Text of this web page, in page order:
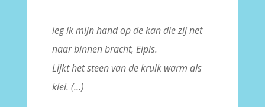
leg ik mijn hand op de kan die zij net
naar binnen bracht, Elpis.
Lijkt het steen van de kruik warm als
klei. (…)